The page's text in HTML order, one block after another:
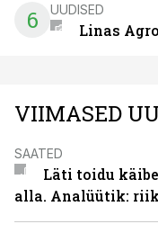
6 UUDISED
Linas
VIIMASED
SAATED
Läti toidu
alla. Analüütik: